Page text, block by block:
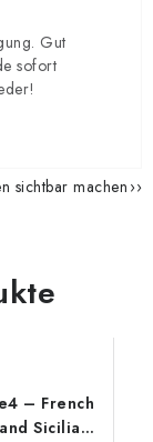
Gut
sofort
sichtbar machen
– French
Sicilian